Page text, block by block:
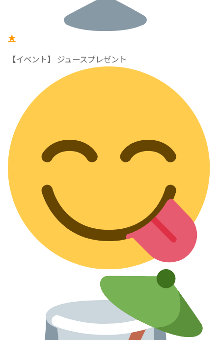
★
【イベント】 ジュースプレゼント